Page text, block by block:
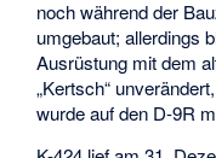
noch während der
umgebaut; allerdings
Ausrüstung mit dem
„Kertsch“
wurde auf den D-9R